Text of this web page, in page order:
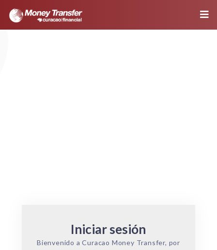
Iniciar sesión
Bienvenido a Curacao Money Transfer, por